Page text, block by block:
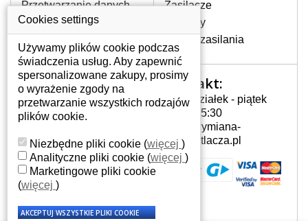
W JAKI SPOSÓB MOŻE SIĘ
PRZEJAWIAĆ USTERKA
Częstymi objawami są pomijanie liter
czy wyświetlanie innych liter oraz
dublowanie tych samych znaków. W
przypadku podlicia klawisze nie
powrócą do pierwotnej pozycji. Albo
też uszkodzenie mechaniczne, np.
JAK TO DZIAŁA?
Klawiatura składa się z kilku
warstw folii, z których przewodzą
przewodzące warstwy.
Przetwarzanie danych
osobowych
Gdzie nas znajdziesz
Zasilacze
Zawiasy
Złącza zasilania
Twoje konto
Twoje konto
Dane osobowe
Adresy
Historia zamówień
Kontakt:
Poniedziałek - piątek
7:00 - 15:30
info@wymiana-
wyswietlacza.pl
Cookies settings
Używamy plików cookie podczas
świadczenia usług. Aby zapewnić
spersonalizowane zakupy, prosimy
o wyrażenie zgody na
przetwarzanie wszystkich rodzajów
plików cookie.
Niezbędne pliki cookie (więcej )
Analityczne pliki cookie (więcej )
Marketingowe pliki cookie
(więcej )